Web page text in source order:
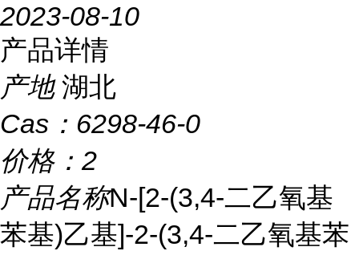
2023-08-10
产品详情
产地 湖北
Cas： 6298-46-0
价格： 2
产品名称N-[2-(3,4-二乙氧基
苯基)乙基]-2-(3,4-二乙氧基苯